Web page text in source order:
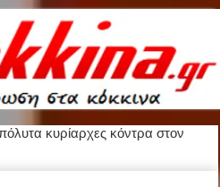
κυρίαρχες κόντρα στον